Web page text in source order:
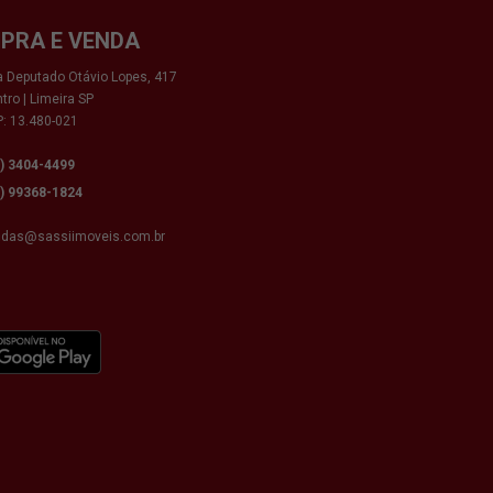
E VENDA
Deputado Otávio Lopes, 417
| Limeira SP
13.480-021
3404-4499
99368-1824